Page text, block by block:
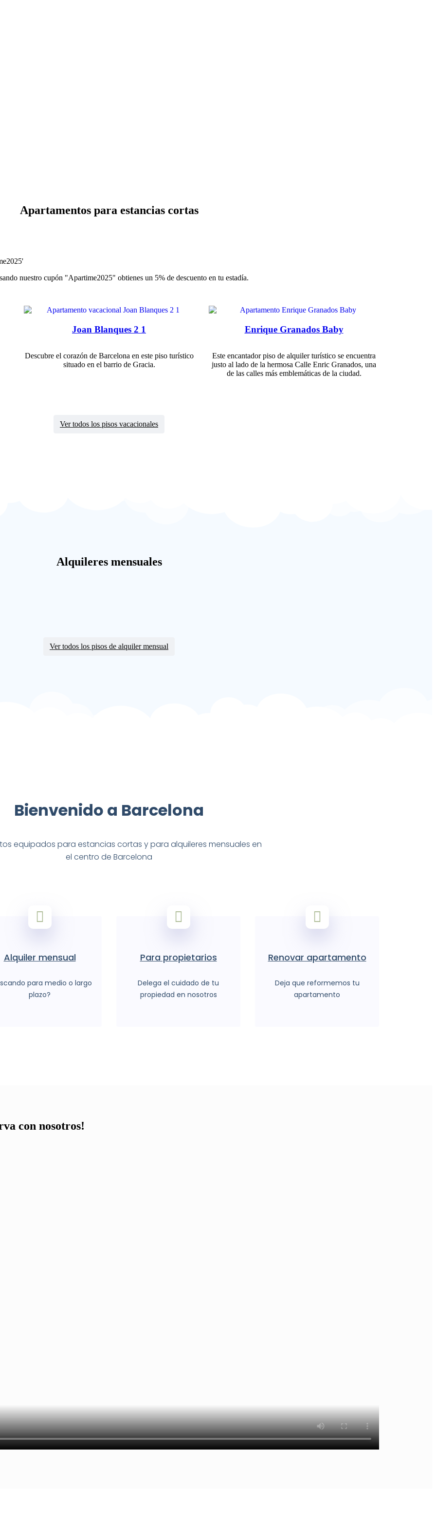
Apartamentos para estancias cortas
nuestro cupón "Apartime2025" obtienes un 5% de descuento en tu estadía.
Joan Blanques 2 1
Descubre el corazón de Barcelona en este piso turístico
situado en el barrio de Gracia.
Enrique Granados Baby
Este encantador piso de alquiler turístico se encuentra
justo al lado de la hermosa Calle Enric Granados, una
de las calles más emblemáticas de la ciudad.
Ver todos los pisos vacacionales
Alquileres mensuales
Ver todos los pisos de alquiler mensual
Bienvenido a Barcelona
equipados para estancias cortas y para alquileres mensuales en
el centro de Barcelona
Alquiler mensual
para medio o largo
plazo?
Para propietarios
Delega el cuidado de tu
propiedad en nosotros
Renovar apartamento
Deja que reformemos tu
apartamento
con nosotros!